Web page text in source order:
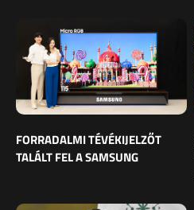
FORRADALMI TÉVÉKIJELZŐT
TALÁLT FEL A SAMSUNG